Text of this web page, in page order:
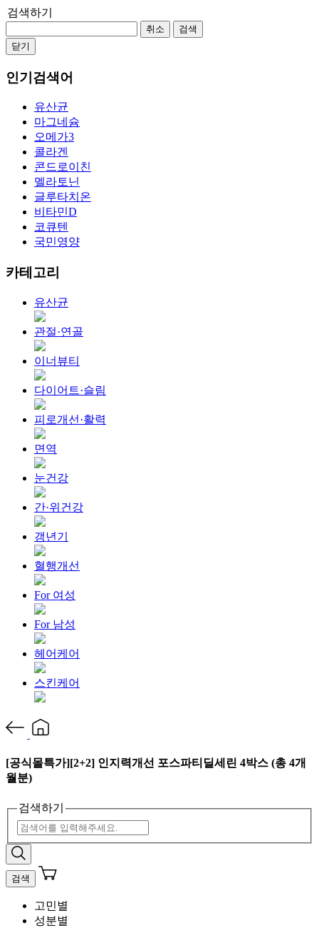
검색하기
취소
검색
닫기
인기검색어
유산균
마그네슘
오메가3
콜라겐
콘드로이친
멜라토닌
글루타치온
비타민D
코큐텐
국민영양
카테고리
유산균
관절·연골
이너뷰티
다이어트·슬림
피로개선·활력
면역
눈건강
간·위건강
갱년기
혈행개선
For 여성
For 남성
헤어케어
스킨케어
[공식몰특가][2+2] 인지력개선 포스파티딜세린 4박스 (총 4개
월분)
검색하기
검색
고민별
성분별